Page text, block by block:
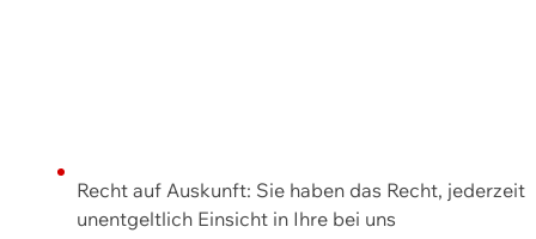
Recht auf Auskunft: Sie haben das Recht, jederzeit
unentgeltlich Einsicht in Ihre bei uns